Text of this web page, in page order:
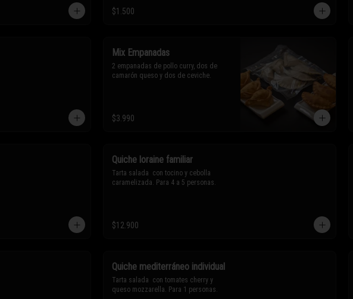
$1.500
Mix Empanadas
2 empanadas de pollo curry, dos de
camarón queso y dos de ceviche.
$3.990
Quiche loraine familiar
Tarta salada  con tocino y cebolla
caramelizada. Para 4 a 5 personas.
$12.900
Quiche mediterráneo individual
Tarta salada  con tomates cherry y
queso mozzarella. Para 1 personas.